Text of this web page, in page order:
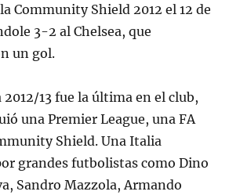
Community Shield 2012 el 12 de
3-2 al Chelsea, que
un gol.
13 fue la última en el club,
una Premier League, una FA
Shield. Una Italia
grandes futbolistas como Dino
Sandro Mazzola, Armando